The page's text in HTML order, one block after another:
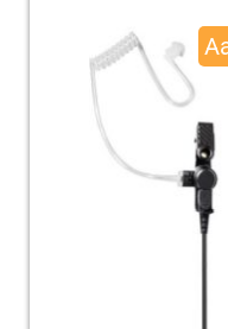
was:
€ 35,87.
is:
€ 29,99.